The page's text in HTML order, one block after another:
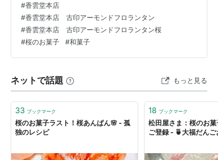
らしい甘みとモナカの香ばしさを感じます。 フロランタ
ンってびっくりするくらい固いのもあるけど、こちらは
最中と一体感あるくらい、固さは控えめで食べやすいで
す。 桜はふんわりほんのり香りとしょっぱさを添えま
す。原材料等はこちら。 日持ちもするし、いろんな味も
#香雲堂本店
#香雲堂本店 古印アーモンドフロランタン
#香雲堂本店 古印アーモンドフロランタン桜
#桜のお菓子 #和菓子
ネットで話題 もっと見る
33 ブックマーク
桜のお菓子ラスト！桜あんぱん🌸 - 孤
独のレシピ
18 ブックマーク
松田屋さま：桜のお
ご登録 - 🍵大福だん